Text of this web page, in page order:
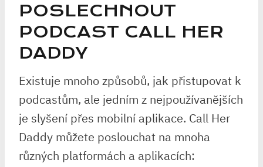
POSLECHNOUT
PODCAST CALL HER
DADDY
Existuje mnoho způsobů, jak přistupovat k
podcastům, ale jedním z nejpoužívanějších
je slyšení přes mobilní aplikace. Call Her
Daddy můžete poslouchat na mnoha
různých platformách a aplikacích: